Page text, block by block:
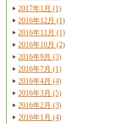
2017年1月 (1)
2016年12月 (1)
2016年11月 (1)
2016年10月 (2)
2016年9月 (3)
2016年7月 (1)
2016年4月 (4)
2016年3月 (5)
2016年2月 (3)
2016年1月 (4)